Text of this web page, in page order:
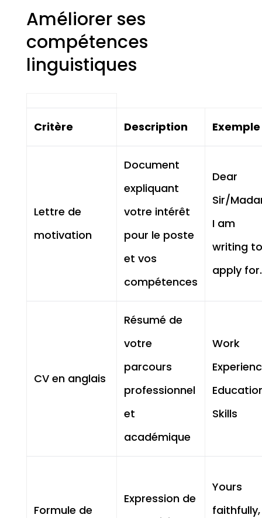
Améliorer ses
compétences
linguistiques
Critère Description Exemple
Lettre de
motivation
Document
expliquant
votre intérêt
pour le poste
et vos
compétences
Dear
Sir/
I am
writing to
apply
CV en anglais
Résumé de
votre
parcours
professionnel
et
académique
Work
Skills
Formule de
Expression de
Yours
faithfully,